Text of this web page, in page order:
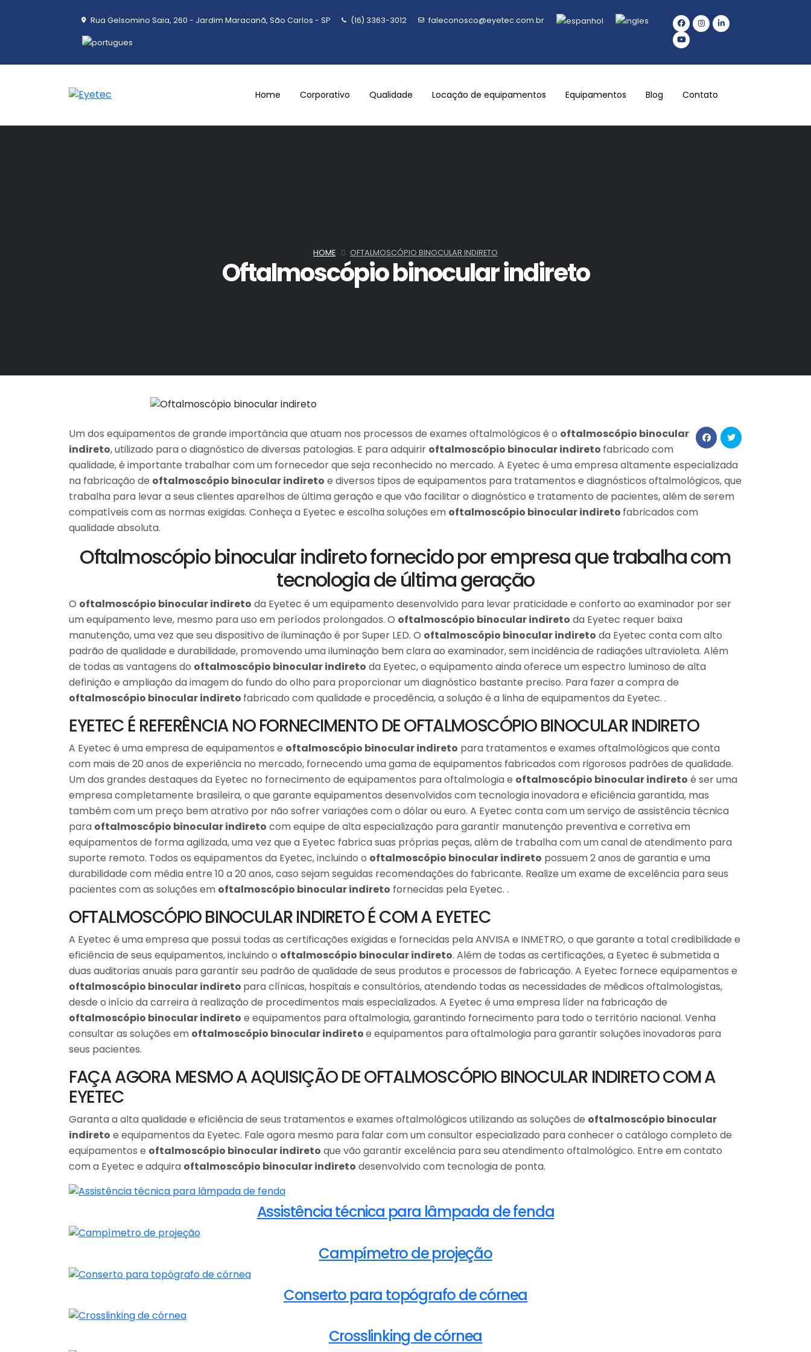
Rua Gelsomino Saia, 260 - Jardim Maracanã, São Carlos - SP (16) 3363-3012 faleconosco@eyetec.com.br
Home Corporativo Qualidade Locação de equipamentos Equipamentos Blog Contato
Oftalmoscópio binocular indireto
HOME OFTALMOSCÓPIO BINOCULAR INDIRETO
Um dos equipamentos de grande importância que atuam nos processos de exames oftalmológicos é o oftalmoscópio binocular
indireto, utilizado para o diagnóstico de diversas patologias. E para adquirir oftalmoscópio binocular indireto fabricado com
qualidade, é importante trabalhar com um fornecedor que seja reconhecido no mercado. A Eyetec é uma empresa altamente especializada
na fabricação de oftalmoscópio binocular indireto e diversos tipos de equipamentos para tratamentos e diagnósticos oftalmológicos, que
trabalha para levar a seus clientes aparelhos de última geração e que vão facilitar o diagnóstico e tratamento de pacientes, além de serem
compatíveis com as normas exigidas. Conheça a Eyetec e escolha soluções em oftalmoscópio binocular indireto fabricados com
qualidade absoluta.
Oftalmoscópio binocular indireto fornecido por empresa que trabalha com
tecnologia de última geração
O oftalmoscópio binocular indireto da Eyetec é um equipamento desenvolvido para levar praticidade e conforto ao examinador por ser
um equipamento leve, mesmo para uso em períodos prolongados. O oftalmoscópio binocular indireto da Eyetec requer baixa
manutenção, uma vez que seu dispositivo de iluminação é por Super LED. O oftalmoscópio binocular indireto da Eyetec conta com alto
padrão de qualidade e durabilidade, promovendo uma iluminação bem clara ao examinador, sem incidência de radiações ultravioleta. Além
de todas as vantagens do oftalmoscópio binocular indireto da Eyetec, o equipamento ainda oferece um espectro luminoso de alta
definição e ampliação da imagem do fundo do olho para proporcionar um diagnóstico bastante preciso. Para fazer a compra de
oftalmoscópio binocular indireto fabricado com qualidade e procedência, a solução é a linha de equipamentos da Eyetec. .
EYETEC É REFERÊNCIA NO FORNECIMENTO DE OFTALMOSCÓPIO BINOCULAR INDIRETO
A Eyetec é uma empresa de equipamentos e oftalmoscópio binocular indireto para tratamentos e exames oftalmológicos que conta
com mais de 20 anos de experiência no mercado, fornecendo uma gama de equipamentos fabricados com rigorosos padrões de qualidade.
Um dos grandes destaques da Eyetec no fornecimento de equipamentos para oftalmologia e oftalmoscópio binocular indireto é ser uma
empresa completamente brasileira, o que garante equipamentos desenvolvidos com tecnologia inovadora e eficiência garantida, mas
também com um preço bem atrativo por não sofrer variações com o dólar ou euro. A Eyetec conta com um serviço de assistência técnica
para oftalmoscópio binocular indireto com equipe de alta especialização para garantir manutenção preventiva e corretiva em
equipamentos de forma agilizada, uma vez que a Eyetec fabrica suas próprias peças, além de trabalha com um canal de atendimento para
suporte remoto. Todos os equipamentos da Eyetec, incluindo o oftalmoscópio binocular indireto possuem 2 anos de garantia e uma
durabilidade com média entre 10 a 20 anos, caso sejam seguidas recomendações do fabricante. Realize um exame de excelência para seus
pacientes com as soluções em oftalmoscópio binocular indireto fornecidas pela Eyetec. .
OFTALMOSCÓPIO BINOCULAR INDIRETO É COM A EYETEC
A Eyetec é uma empresa que possui todas as certificações exigidas e fornecidas pela ANVISA e INMETRO, o que garante a total credibilidade e
eficiência de seus equipamentos, incluindo o oftalmoscópio binocular indireto. Além de todas as certificações, a Eyetec é submetida a
duas auditorias anuais para garantir seu padrão de qualidade de seus produtos e processos de fabricação. A Eyetec fornece equipamentos e
oftalmoscópio binocular indireto para clínicas, hospitais e consultórios, atendendo todas as necessidades de médicos oftalmologistas,
desde o início da carreira à realização de procedimentos mais especializados. A Eyetec é uma empresa líder na fabricação de
oftalmoscópio binocular indireto e equipamentos para oftalmologia, garantindo fornecimento para todo o território nacional. Venha
consultar as soluções em oftalmoscópio binocular indiretoe equipamentos para oftalmologia para garantir soluções inovadoras para
seus pacientes.
FAÇA AGORA MESMO A AQUISIÇÃO DE OFTALMOSCÓPIO BINOCULAR INDIRETO COM A
EYETEC
Garanta a alta qualidade e eficiência de seus tratamentos e exames oftalmológicos utilizando as soluções de oftalmoscópio binocular
indireto e equipamentos da Eyetec. Fale agora mesmo para falar com um consultor especializado para conhecer o catálogo completo de
equipamentos e oftalmoscópio binocular indireto que vão garantir excelência para seu atendimento oftalmológico. Entre em contato
com a Eyetec e adquira oftalmoscópio binocular indireto desenvolvido com tecnologia de ponta.
Assistência técnica para lâmpada de fenda
Campímetro de projeção
Conserto para topógrafo de córnea
Crosslinking de córnea